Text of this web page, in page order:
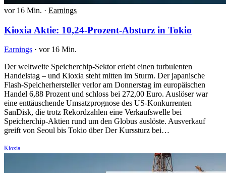
vor 16 Min. · Earnings
Kioxia Aktie: 10,24-Prozent-Absturz in Tokio
Earnings · vor 16 Min.
Der weltweite Speicherchip-Sektor erlebt einen turbulenten
Handelstag – und Kioxia steht mitten im Sturm. Der japanische
Flash-Speicherhersteller verlor am Donnerstag im europäischen
Handel 6,88 Prozent und schloss bei 272,00 Euro. Auslöser war
eine enttäuschende Umsatzprognose des US-Konkurrenten
SanDisk, die trotz Rekordzahlen eine Verkaufswelle bei
Speicherchip-Aktien rund um den Globus auslöste. Ausverkauf
greift von Seoul bis Tokio über Der Kurssturz bei…
Kioxia